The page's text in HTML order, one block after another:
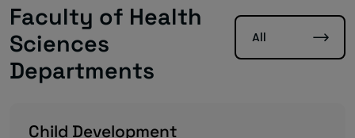
Faculty of Health
Sciences
Departments
All
Child Development